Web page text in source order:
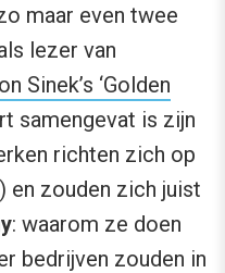
maar even twee
lezer van
Sinek’s ‘Golden
samengevat is zijn
richten zich op
en zouden zich juist
: waarom ze doen
bedrijven zouden in